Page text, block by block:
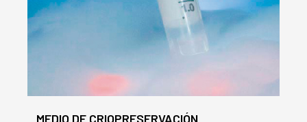
MEDIO DE CRIOPRESERVACIÓN